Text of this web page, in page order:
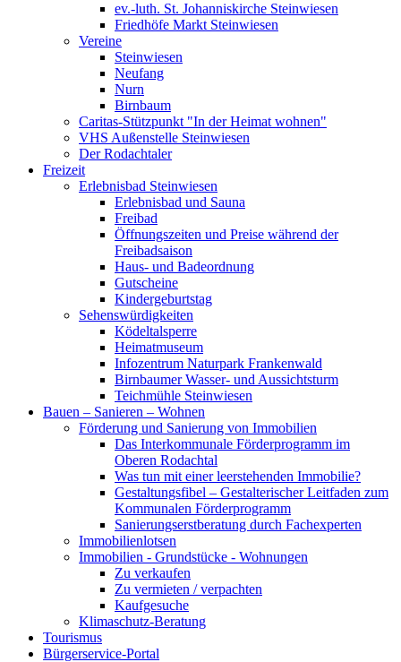
ev.-luth. St. Johanniskirche Steinwiesen
Friedhöfe Markt Steinwiesen
Vereine
Steinwiesen
Neufang
Nurn
Birnbaum
Caritas-Stützpunkt "In der Heimat wohnen"
VHS Außenstelle Steinwiesen
Der Rodachtaler
Freizeit
Erlebnisbad Steinwiesen
Erlebnisbad und Sauna
Freibad
Öffnungszeiten und Preise während der
Freibadsaison
Haus- und Badeordnung
Gutscheine
Kindergeburtstag
Sehenswürdigkeiten
Ködeltalsperre
Heimatmuseum
Infozentrum Naturpark Frankenwald
Birnbaumer Wasser- und Aussichtsturm
Teichmühle Steinwiesen
Bauen – Sanieren – Wohnen
Förderung und Sanierung von Immobilien
Das Interkommunale Förderprogramm im
Oberen Rodachtal
Was tun mit einer leerstehenden Immobilie?
Gestaltungsfibel – Gestalterischer Leitfaden zum
Kommunalen Förderprogramm
Sanierungserstberatung durch Fachexperten
Immobilienlotsen
Immobilien - Grundstücke - Wohnungen
Zu verkaufen
Zu vermieten / verpachten
Kaufgesuche
Klimaschutz-Beratung
Tourismus
Bürgerservice-Portal